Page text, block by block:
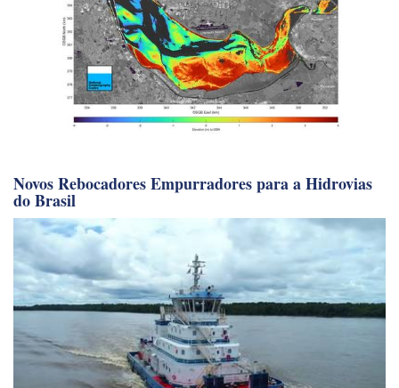
Novos Rebocadores Empurradores para a Hidrovias
do Brasil